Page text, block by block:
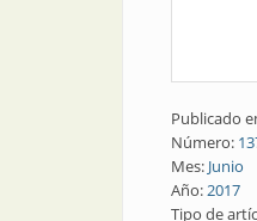
Publicado
Número:
Mes: Junio
Año:2017
Tipo de